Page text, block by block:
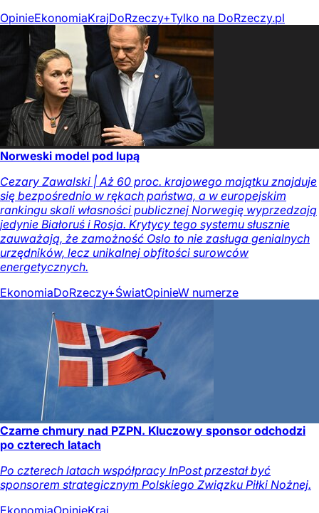
OpinieEkonomiaKrajDoRzeczy+Tylko na DoRzeczy.pl
Norweski model pod lupą
Cezary Zawalski | Aż 60 proc. krajowego majątku znajduje
się bezpośrednio w rękach państwa, a w europejskim
rankingu skali własności publicznej Norwegię wyprzedzają
jedynie Białoruś i Rosja. Krytycy tego systemu słusznie
zauważają, że zamożność Oslo to nie zasługa genialnych
urzędników, lecz unikalnej obfitości surowców
energetycznych.
EkonomiaDoRzeczy+ŚwiatOpinieW numerze
Czarne chmury nad PZPN. Kluczowy sponsor odchodzi
po czterech latach
Po czterech latach współpracy InPost przestał być
sponsorem strategicznym Polskiego Związku Piłki Nożnej.
EkonomiaOpinieKraj